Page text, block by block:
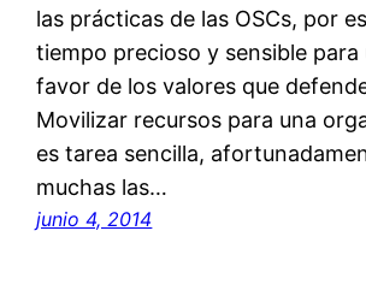
las prácticas de las OSCs, por
tiempo precioso y sensible para
favor de los valores que
Movilizar recursos para una
es tarea sencilla,
muchas las…
junio 4, 2014